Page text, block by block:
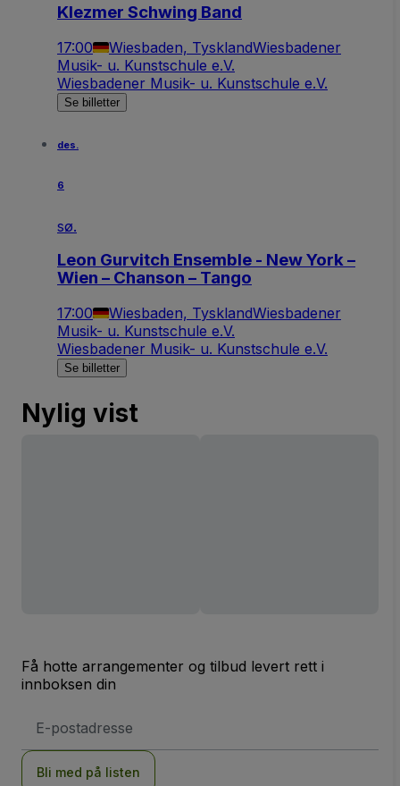
Klezmer Schwing Band
17:00 Wiesbaden, TysklandWiesbadener
Musik- u. Kunstschule e.V.
Wiesbadener Musik- u. Kunstschule e.V.
Se billetter
des.
6
sø.
Leon Gurvitch Ensemble - New York –
Wien – Chanson – Tango
17:00 Wiesbaden, TysklandWiesbadener
Musik- u. Kunstschule e.V.
Wiesbadener Musik- u. Kunstschule e.V.
Se billetter
Nylig vist
Få hotte arrangementer og tilbud levert rett i
innboksen din
postadresse
Bli med på listen